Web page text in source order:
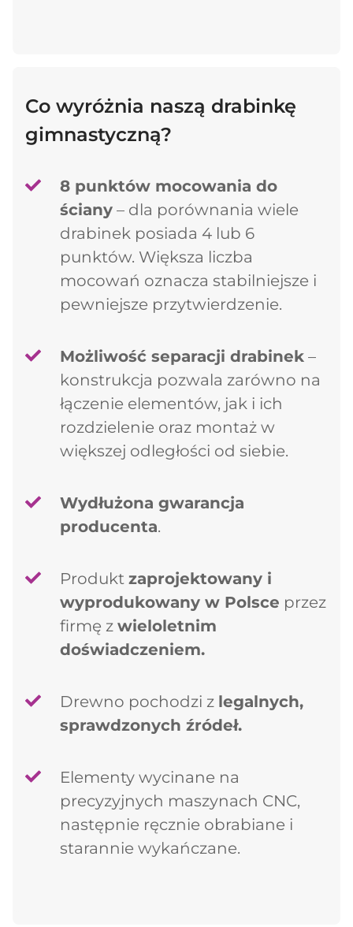
Co wyróżnia naszą drabinkę
gimnastyczną?
8 punktów mocowania do
ściany – dla porównania wiele
drabinek posiada 4 lub 6
punktów. Większa liczba
mocowań oznacza stabilniejsze i
pewniejsze przytwierdzenie.
Możliwość separacji drabinek –
konstrukcja pozwala zarówno na
łączenie elementów, jak i ich
rozdzielenie oraz montaż w
większej odległości od siebie.
Wydłużona gwarancja
producenta.
Produkt zaprojektowany i
wyprodukowany w Polsce przez
firmę z wieloletnim
doświadczeniem.
Drewno pochodzi z legalnych,
sprawdzonych źródeł.
Elementy wycinane na
precyzyjnych maszynach CNC,
następnie ręcznie obrabiane i
starannie wykańczane.